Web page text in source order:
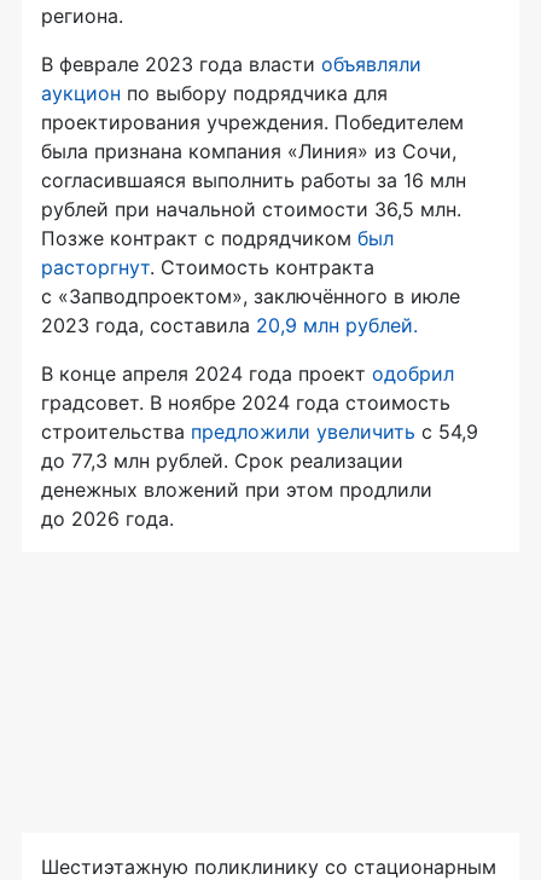
региона.
В феврале 2023 года власти объявляли
аукцион по выбору подрядчика для
проектирования учреждения. Победителем
была признана компания «Линия» из Сочи,
согласившаяся выполнить работы за 16 млн
рублей при начальной стоимости 36,5 млн.
Позже контракт с подрядчиком был
расторгнут. Стоимость контракта
с «Запводпроектом», заключённого в июле
2023 года, составила 20,9 млн рублей.
В конце апреля 2024 года проект одобрил
градсовет. В ноябре 2024 года стоимость
строительства предложили увеличить с 54,9
до 77,3 млн рублей. Срок реализации
денежных вложений при этом продлили
до 2026 года.
Шестиэтажную поликлинику со стационарным